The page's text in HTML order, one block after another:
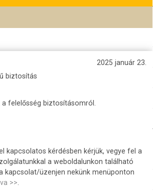
2025 január 23.
biztosítás
felelősség biztosításomról.
kapcsolatos kérdésben kérjük, vegye fel a
a weboldalunkon található
kapcsolat/üzenjen nekünk menüponton
>>